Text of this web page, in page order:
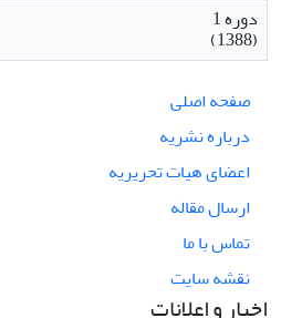
دوره 1
(1388)
صفحه اصلی
درباره نشریه
اعضای هیات تحریریه
ارسال مقاله
تماس با ما
نقشه سایت
اخبار و اعلانات